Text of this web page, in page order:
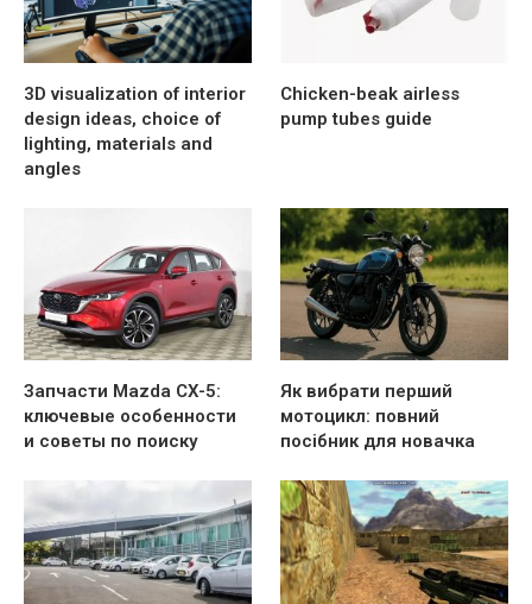
3D visualization of interior
design ideas, choice of
lighting, materials and
angles
Chicken-beak airless
pump tubes guide
Запчасти Mazda CX-5:
ключевые особенности
и советы по поиску
Як вибрати перший
мотоцикл: повний
посібник для новачка